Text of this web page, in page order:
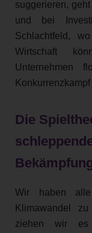
suggerieren,
und bei
Schlachtfeld,
Wirtschaft
Unternehmen
Die
Wir haben
Klimawandel
ziehen wir es